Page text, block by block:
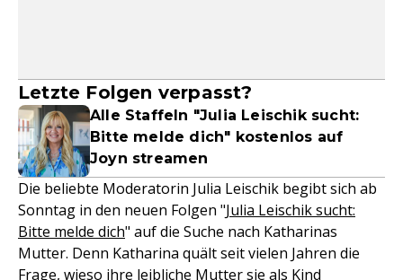
Letzte Folgen verpasst?
Alle Staffeln "Julia Leischik sucht:
Bitte melde dich" kostenlos auf
Joyn streamen
Die beliebte Moderatorin Julia Leischik begibt sich ab
Sonntag in den neuen Folgen "Julia Leischik sucht:
Bitte melde dich" auf die Suche nach Katharinas
Mutter. Denn Katharina quält seit vielen Jahren die
Frage, wieso ihre leibliche Mutter sie als Kind